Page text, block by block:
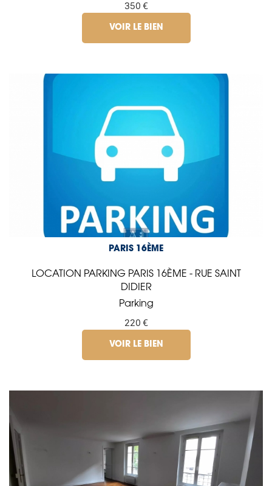
350 €
VOIR LE BIEN
PARIS 16ÈME
LOCATION PARKING PARIS 16ÈME - RUE SAINT
DIDIER
Parking
220 €
VOIR LE BIEN